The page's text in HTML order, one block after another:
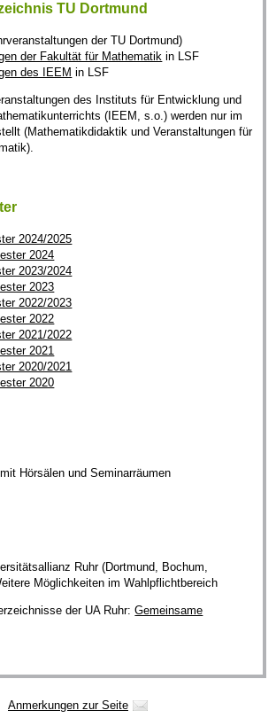
TU Dortmund
der TU Dortmund)
der Fakultät für Mathematik in LSF
des IEEM in LSF
des Instituts für Entwicklung und
(IEEM, s.o.) werden nur im
(Mathematikdidaktik und Veranstaltungen für
2024/2025
2024
2023/2024
2023
2022/2023
2022
2021/2022
2021
2020/2021
2020
mit Hörsälen und Seminarräumen
Ruhr (Dortmund, Bochum,
Möglichkeiten im Wahlpflichtbereich
der UA Ruhr:Gemeinsame
Anmerkungen zur Seite